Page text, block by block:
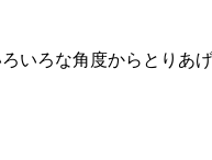
いろな角度からとりあげ